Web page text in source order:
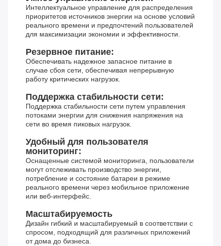
Интеллектуальное управление для распределения
приоритетов источников энергии на основе условий
реального времени и предпочтений пользователей
для максимизации экономии и эффективности.
Резервное питание:
Обеспечивать надежное запасное питание в
случае сбоя сети, обеспечивая непрерывную
работу критических нагрузок.
Поддержка стабильности сети:
Поддержка стабильности сети путем управления
потоками энергии для снижения напряжения на
сети во время пиковых нагрузок.
Удобный для пользователя
мониторинг:
Оснащенные системой мониторинга, пользователи
могут отслеживать производство энергии,
потребление и состояние батареи в режиме
реального времени через мобильное приложение
или веб-интерфейс.
Масштабируемость
Дизайн гибкий и масштабируемый в соответствии с
спросом, подходящий для различных приложений
от дома до бизнеса.